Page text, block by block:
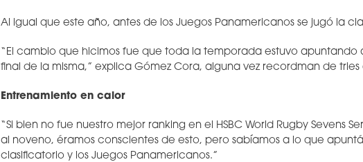
Al igual que este año, antes de los Juegos Panamericanos se jugó la
“El cambio que hicimos fue que toda la temporada estuvo apuntando
final de la misma,” explica Gómez Cora, alguna vez recordman de
Entrenamiento en calor
“Si bien no fue nuestro mejor ranking en el HSBC World Rugby Sevens
al noveno, éramos conscientes de esto, pero sabíamos a lo que
clasificatorio y los Juegos Panamericanos.”